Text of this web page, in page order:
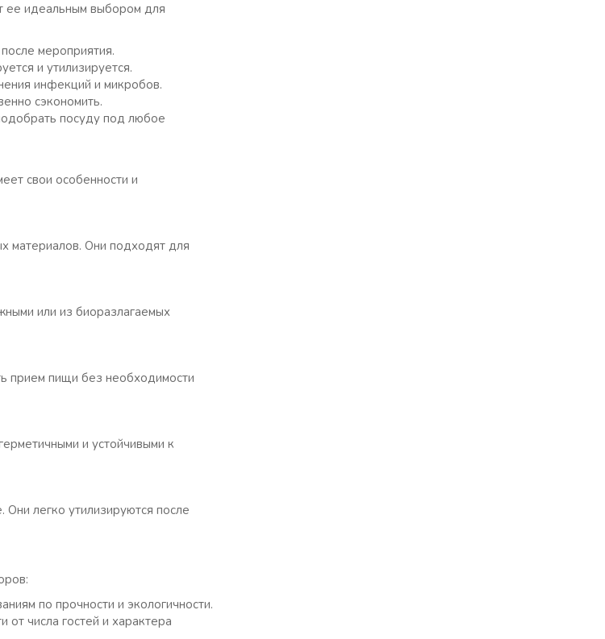
ее идеальным выбором для
мероприятия.
и утилизируется.
инфекций и микробов.
сэкономить.
посуду под любое
свои особенности и
материалов. Они подходят для
или из биоразлагаемых
прием пищи без необходимости
и устойчивыми к
легко утилизируются после
по прочности и экологичности.
от числа гостей и характера